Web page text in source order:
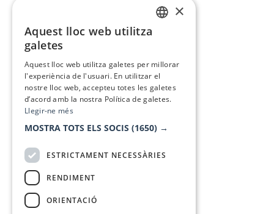
×
Aquest lloc web utilitza
galetes
Aquest lloc web utilitza galetes per millorar
l'experiència de l'usuari. En utilitzar el
nostre lloc web, accepteu totes les galetes
d’acord amb la nostra Política de galetes.
Llegir-ne més
MOSTRA TOTS ELS SOCIS (1650) →
ESTRICTAMENT NECESSÀRIES
RENDIMENT
ORIENTACIÓ